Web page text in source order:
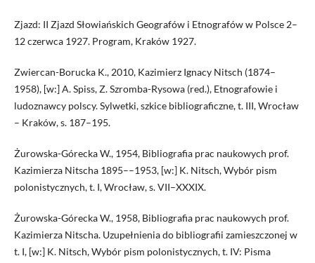
Zjazd: II Zjazd Słowiańskich Geografów i Etnografów w Polsce 2–
12 czerwca 1927. Program, Kraków 1927.
Zwiercan-Borucka K., 2010, Kazimierz Ignacy Nitsch (1874–
1958), [w:] A. Spiss, Z. Szromba-Rysowa (red.), Etnografowie i
ludoznawcy polscy. Sylwetki, szkice bibliograficzne, t. III, Wrocław
– Kraków, s. 187–195.
Żurowska-Górecka W., 1954, Bibliografia prac naukowych prof.
Kazimierza Nitscha 1895––1953, [w:] K. Nitsch, Wybór pism
polonistycznych, t. I, Wrocław, s. VII–XXXIX.
Żurowska-Górecka W., 1958, Bibliografia prac naukowych prof.
Kazimierza Nitscha. Uzupełnienia do bibliografii zamieszczonej w
t. I, [w:] K. Nitsch, Wybór pism polonistycznych, t. IV: Pisma